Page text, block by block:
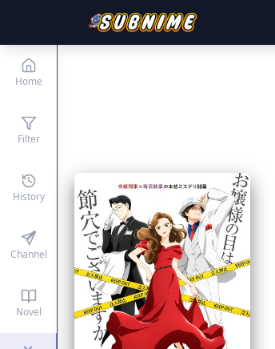
Home
Filter
History
Channel
Novel